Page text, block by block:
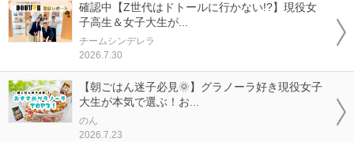
確認中【Z世代はドトールに行かない!?】現役女
子高生＆女子大生が...
チームシンデレラ
2026.7.30
【朝ごはん迷子必見🌞】グラノーラ好き現役女子
大生が本気で選ぶ！お...
のん
2026.7.23